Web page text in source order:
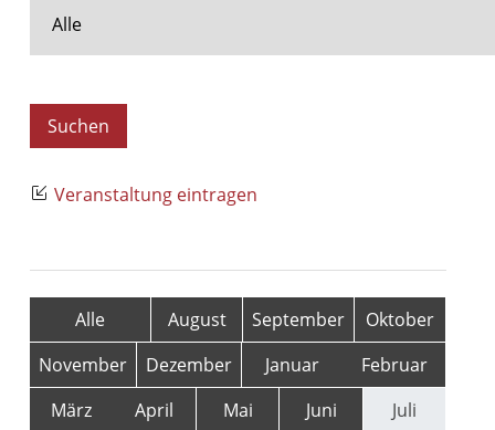
Veranstaltung eintragen
Alle August September
Oktober
November
Dezember Januar
Februar
März
April Mai Juni Juli